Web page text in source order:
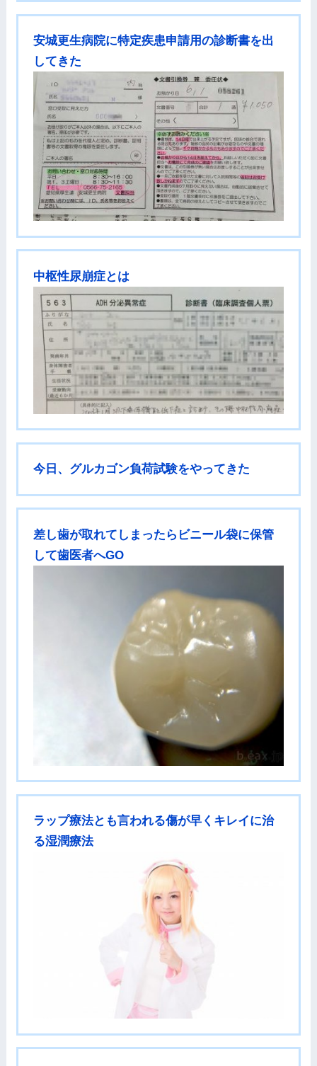
安城更生病院に特定疾患申請用の診断書を出
してきた
中枢性尿崩症とは
今日、グルカゴン負荷試験をやってきた
差し歯が取れてしまったらビニール袋に保管
して歯医者へGO
ラップ療法とも言われる傷が早くキレイに治
る湿潤療法